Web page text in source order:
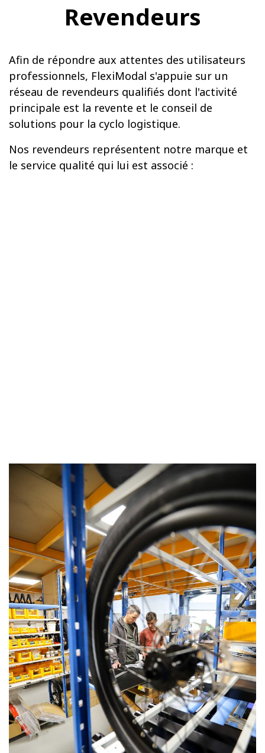
Revendeurs
Afin de répondre aux attentes des utilisateurs
professionnels, FlexiModal s'appuie sur un
réseau de revendeurs qualifiés dont l'activité
principale est la revente et le conseil de
solutions pour la cyclo logistique.
Nos revendeurs représentent notre marque et
le service qualité qui lui est associé :